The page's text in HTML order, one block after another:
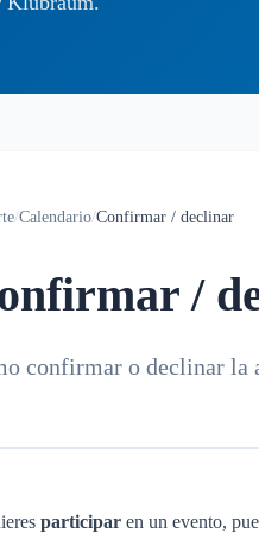
/Calendario/Confirmar / declinar
/
confirmar o declinar la
participar en un evento,